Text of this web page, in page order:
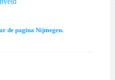
de pagina Nijmegen.